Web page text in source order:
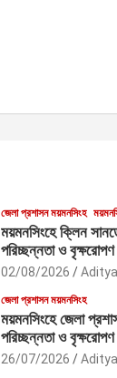
জেলা প্রশাসন ময়মনসিংহ
ময়মনসিংহে ক্লিন
পরিচ্ছন্নতা ও বৃক্ষরোপণ
02/08/2026
জেলা প্রশাসন ময়মনসিংহ
ময়মনসিংহে জেলা
পরিচ্ছন্নতা ও বৃক্ষরোপণ
26/07/2026